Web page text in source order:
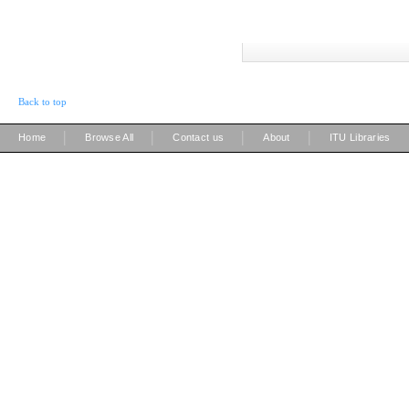
Back to top
Home Browse All Contact us About ITU Libraries